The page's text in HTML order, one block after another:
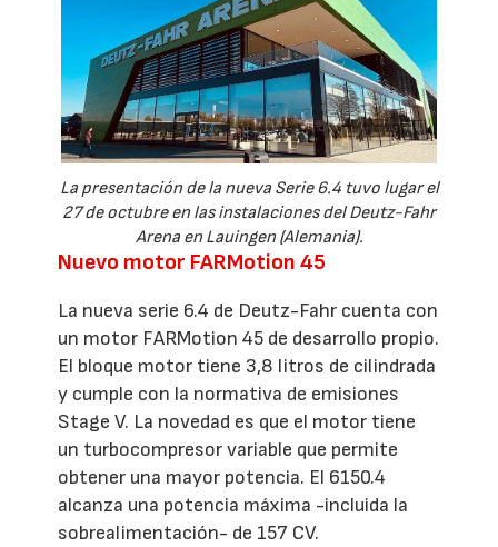
La presentación de la nueva Serie 6.4 tuvo lugar el
27 de octubre en las instalaciones del Deutz-Fahr
Arena en Lauingen (Alemania).
Nuevo motor FARMotion 45
La nueva serie 6.4 de Deutz-Fahr cuenta con
un motor FARMotion 45 de desarrollo propio.
El bloque motor tiene 3,8 litros de cilindrada
y cumple con la normativa de emisiones
Stage V. La novedad es que el motor tiene
un turbocompresor variable que permite
obtener una mayor potencia. El 6150.4
alcanza una potencia máxima -incluida la
sobrealimentación- de 157 CV.